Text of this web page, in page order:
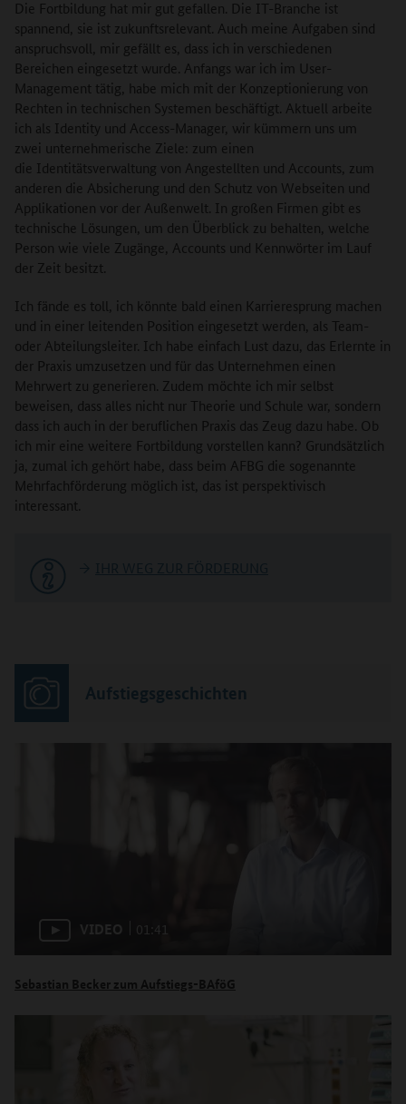
Die Fortbildung hat mir gut gefallen. Die IT-Branche ist
spannend, sie ist zukunftsrelevant. Auch meine Aufgaben sind
anspruchsvoll, mir gefällt es, dass ich in verschiedenen
Bereichen eingesetzt wurde. Anfangs war ich im User-
Management tätig, habe mich mit der Konzeptionierung von
Rechten in technischen Systemen beschäftigt. Aktuell arbeite
ich als Identity und Access-Manager, wir kümmern uns um
zwei unternehmerische Ziele: zum einen
die Identitätsverwaltung von Angestellten und Accounts, zum
anderen die Absicherung und den Schutz von Webseiten und
Applikationen vor der Außenwelt. In großen Firmen gibt es
technische Lösungen, um den Überblick zu behalten, welche
Person wie viele Zugänge, Accounts und Kennwörter im Lauf
der Zeit besitzt.
Ich fände es toll, ich könnte bald einen Karrieresprung machen
und in einer leitenden Position eingesetzt werden, als Team-
oder Abteilungsleiter. Ich habe einfach Lust dazu, das Erlernte in
der Praxis umzusetzen und für das Unternehmen einen
Mehrwert zu generieren. Zudem möchte ich mir selbst
beweisen, dass alles nicht nur Theorie und Schule war, sondern
dass ich auch in der beruflichen Praxis das Zeug dazu habe. Ob
ich mir eine weitere Fortbildung vorstellen kann? Grundsätzlich
ja, zumal ich gehört habe, dass beim AFBG die sogenannte
Mehrfachförderung möglich ist, das ist perspektivisch
interessant.
Aufstiegsgeschichten
Sebastian Becker zum Aufstiegs-BAföG
VIDEO 01:41